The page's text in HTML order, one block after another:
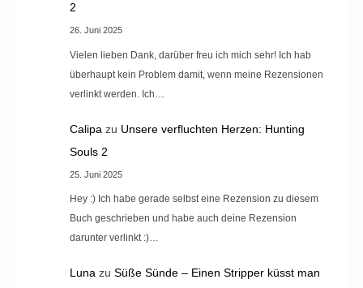
2
26. Juni 2025
Vielen lieben Dank, darüber freu ich mich sehr! Ich hab
überhaupt kein Problem damit, wenn meine Rezensionen
verlinkt werden. Ich…
Calipa zu Unsere verfluchten Herzen: Hunting
Souls 2
25. Juni 2025
Hey :) Ich habe gerade selbst eine Rezension zu diesem
Buch geschrieben und habe auch deine Rezension
darunter verlinkt :)…
Lunazu Süße Sünde – Einen Stripper küsst man